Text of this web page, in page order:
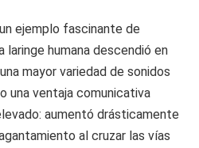
ejemplo fascinante de
humana descendió en
mayor variedad de sonidos
una ventaja comunicativa
aumentó drásticamente
al cruzar las vías